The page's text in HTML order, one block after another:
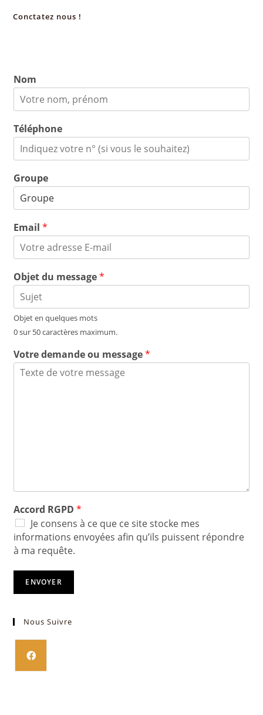
Conctatez nous !
Nom
Téléphone
Groupe
Email*
Objet du message*
Objet en quelques mots
0 sur 50 caractères maximum.
Votre demande ou message*
Accord RGPD*
Je consens à ce que ce site stocke mes
informations envoyées afin qu’ils puissent répondre
à ma requête.
ENVOYER
Nous Suivre